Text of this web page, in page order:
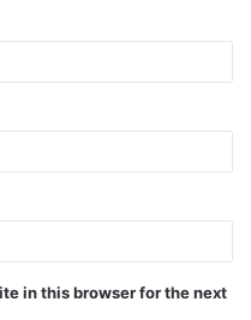
in this browser for the next